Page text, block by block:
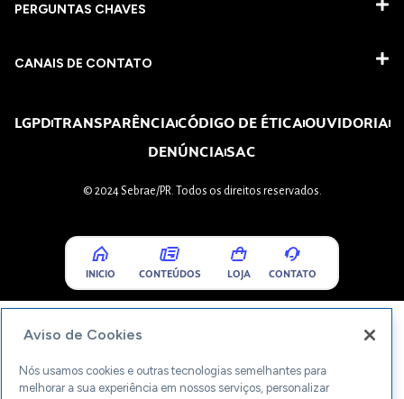
PERGUNTAS CHAVES​
CANAIS DE CONTATO
LGPDTRANSPARÊNCIACÓDIGO DE ÉTICAOUVIDORIA
DENÚNCIASAC
© 2024 Sebrae/PR. Todos os direitos reservados.
INICIO CONTEÚDOS LOJA CONTATO
Aviso de Cookies
Nós usamos cookies e outras tecnologias semelhantes para
melhorar a sua experiência em nossos serviços, personalizar